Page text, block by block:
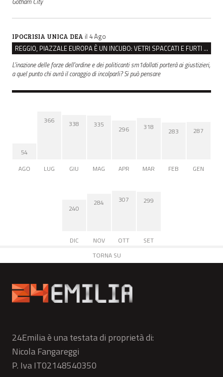
IPOCRISIA UNICA DEA il 4 Ago
REGGIO, PIAZZALE EUROPA È UN INCUBO: VETRI SPACCATI E FURTI SULLE AUTO IN SOSTA
L'inazione delle forze dell'ordine e dei politicanti sm1dollati porterà ai giustizieri,
a quel punto chi avrà il coraggio di incolparli? Si può pensare
54
AGO
366
LUG
338
GIU
335
MAG
296
APR
318
MAR
283
FEB
287
GEN
240
DIC
284
NOV
307
OTT
299
SET
TORNA SU
24Emilia è una testata di proprietà di:
Nicola Fangareggi
P. Iva IT02148540350